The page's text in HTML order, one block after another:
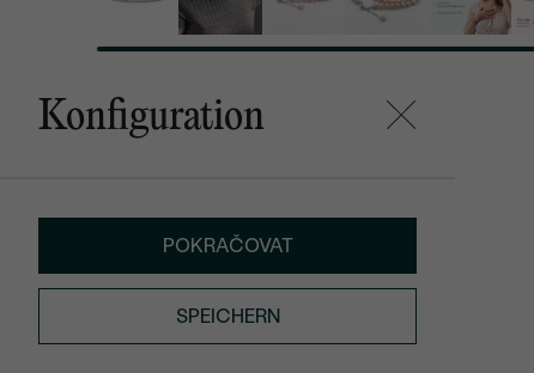
Konfiguration
POKRAČOVAT
SPEICHERN